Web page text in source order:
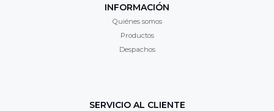
INFORMACIÓN
Quiénes somos
Productos
Despachos
SERVICIO AL CLIENTE